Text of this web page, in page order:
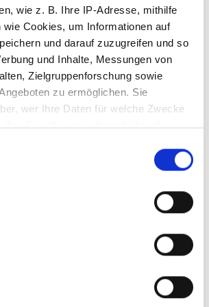
wie z. B. Ihre IP-Adresse, mithilfe
wie Cookies, um Informationen auf
und darauf zuzugreifen und so
und Inhalte, Messungen von
Zielgruppenforschung sowie
zu ermöglichen. Sie
wer Ihre Daten für welche Zwecke
Einwilligung jederzeit über die
oder widerrufen
über Ihre geografische Lage
(Fingerprinting) identifizieren
darüber, wie Ihre persönlichen Daten
für
1s
Schalter mit Kappe
für Kristall NEU